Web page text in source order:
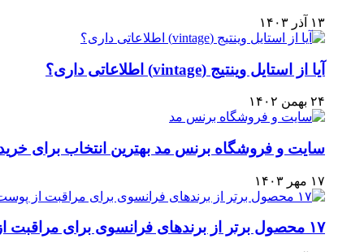
۱۳ آذر ۱۴۰۳
آیا از استایل وینتیج (vintage) اطلاعاتی داری؟
۲۴ بهمن ۱۴۰۲
سایت و فروشگاه برنس مد بهترین انتخاب برای
۱۷ مهر ۱۴۰۳
۱۷ محصول برتر از برندهای فرانسوی برای مراقبت از پوست